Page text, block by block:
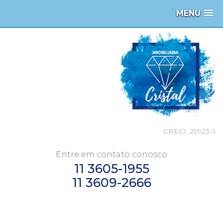
MENU
CRECI: 29923-J
Entre em contato conosco
11 3605-1955
11 3609-2666